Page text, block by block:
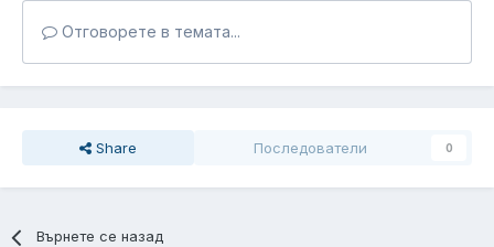
Отговорете в темата...
Share Последователи 0
Върнете се назад